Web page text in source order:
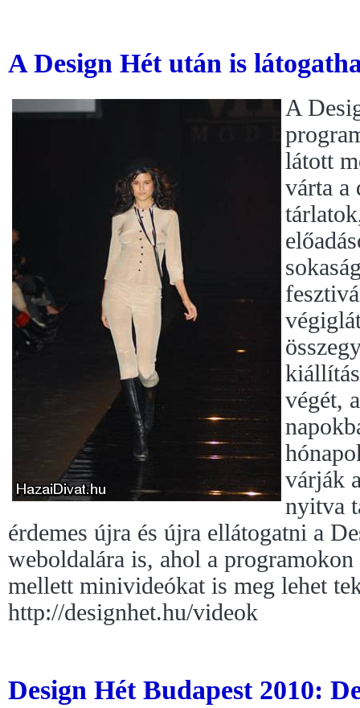
A Design Hét után is
A
látott
várta a
végét,
várják
nyitva
érdemes újra és újra ellátogatni a
weboldalára is, ahol a
mellett minivideókat is meg lehet
http://designhet.hu/videok
Design Hét Budapest 2010: